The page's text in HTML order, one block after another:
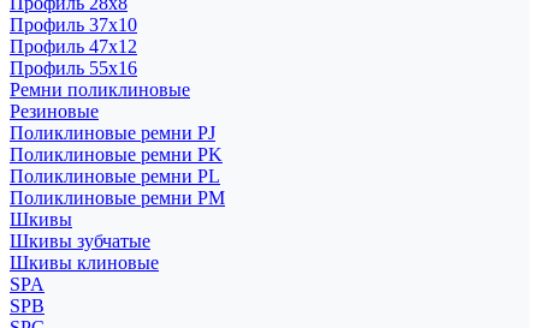
Профиль 37x10
Профиль 47x12
Профиль 55x16
Ремни поликлиновые
Резиновые
Поликлиновые ремни PJ
Поликлиновые ремни PK
Поликлиновые ремни PL
Поликлиновые ремни PM
Шкивы
Шкивы зубчатые
Шкивы клиновые
SPA
SPB